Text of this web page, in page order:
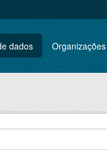
dados Organizações